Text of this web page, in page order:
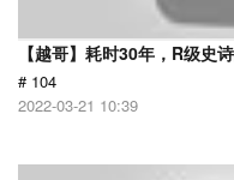
【越哥】耗时30年，R级史
# 104
2022-03-21 10:39